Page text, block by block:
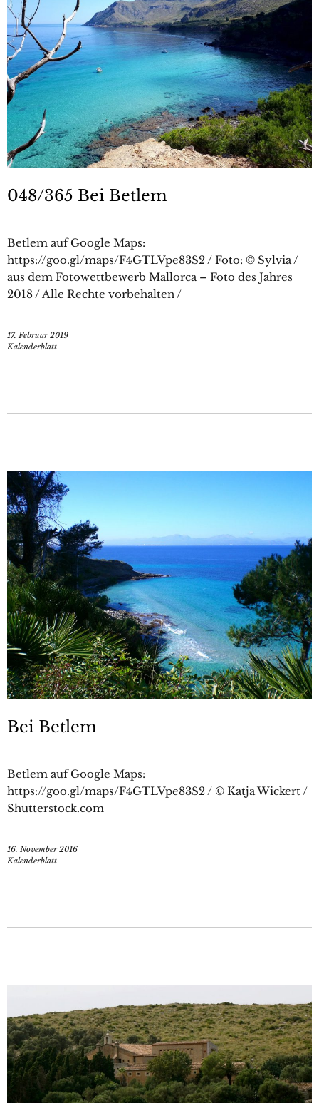
048/365 Bei Betlem
Betlem auf Google Maps:
https://goo.gl/maps/F4GTLVpe83S2 / Foto: © Sylvia /
aus dem Fotowettbewerb Mallorca – Foto des Jahres
2018 / Alle Rechte vorbehalten /
17. Februar 2019
Kalenderblatt
Bei Betlem
Betlem auf Google Maps:
https://goo.gl/maps/F4GTLVpe83S2 / © Katja Wickert /
Shutterstock.com
16. November 2016
Kalenderblatt